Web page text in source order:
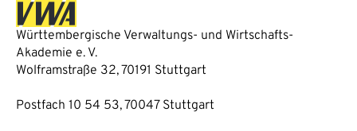
Württembergische Verwaltungs- und Wirtschafts-
Akademie e. V.
Wolframstraße 32, 70191 Stuttgart
Postfach 10 54 53, 70047 Stuttgart